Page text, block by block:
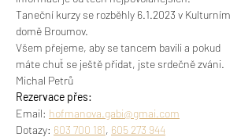
Taneční kurzy se rozběhly 6.1.2023 v Kulturním
domě Broumov.
Všem přejeme, aby se tancem bavili a pokud
máte chuť se ještě přidat, jste srdečně zváni.
Michal Petrů
Rezervace přes:
Email: hofmanova.gabi@gmai.com
Dotazy: 603 700 181, 605 273 944